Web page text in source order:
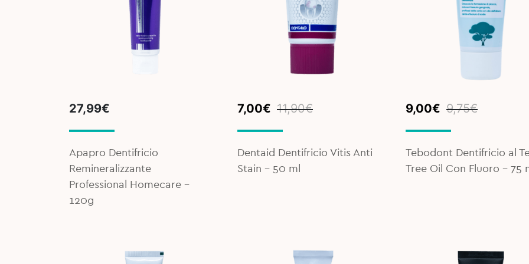
27,99€
Apapro Dentifricio
Remineralizzante
Professional Homecare -
120g
11,90€
Original
was:
11,90€.
7,00€
Current
is:
7,00€.
Dentaid Dentifricio Vitis Anti
Stain - 50 ml
9,75€
Original
was:
9,75€.
9,00€
Current
is:
9,00€.
Tebodont Dentifricio al
Tree Oil Con Fluoro – 75